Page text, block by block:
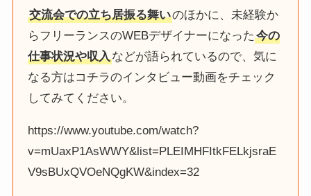
交流会での立ち居振る舞いのほかに、未経験か
らフリーランスのWEBデザイナーになった今の
仕事状況や収入などが語られているので、気に
なる方はコチラのインタビュー動画をチェック
してみてください。
https://www.youtube.com/watch?
v=mUaxP1AsWWY&list=PLEIMHFItkFELkjsraE
V9sBUxQVOeNQgKW&index=32